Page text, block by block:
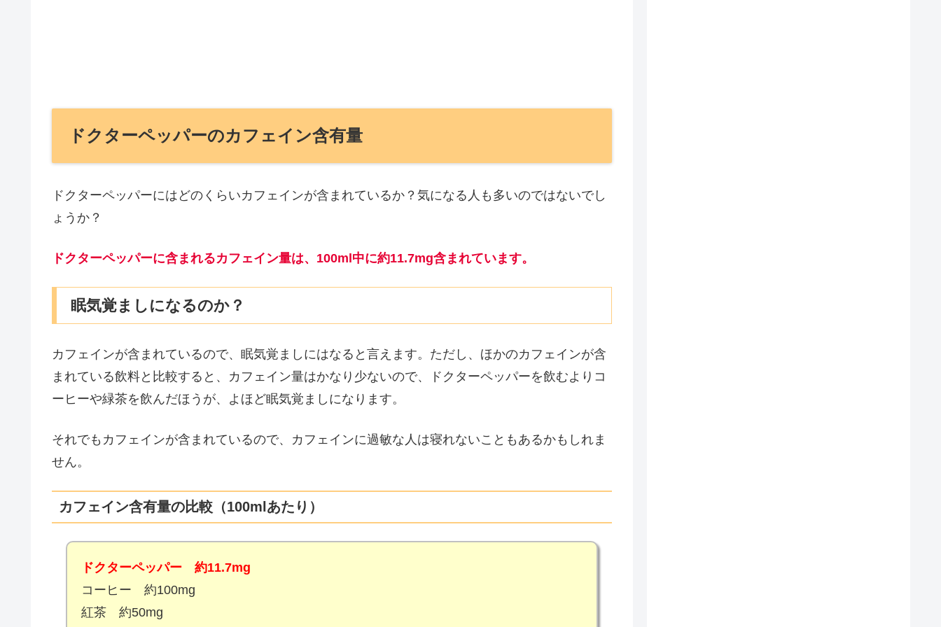
ドクターペッパーのカフェイン含有量
ドクターペッパーにはどのくらいカフェインが含まれているか？気になる人も多いのではないでし
ょうか？
ドクターペッパーに含まれるカフェイン量は、100ml中に約11.7mg含まれています。
眠気覚ましになるのか？
カフェインが含まれているので、眠気覚ましにはなると言えます。ただし、ほかのカフェインが含
まれている飲料と比較すると、カフェイン量はかなり少ないので、ドクターペッパーを飲むよりコ
ーヒーや緑茶を飲んだほうが、よほど眠気覚ましになります。
それでもカフェインが含まれているので、カフェインに過敏な人は寝れないこともあるかもしれま
せん。
カフェイン含有量の比較（100mlあたり）
ドクターペッパー 約11.7mg
コーヒー 約100mg
紅茶 約50mg